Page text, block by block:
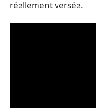
réellement versée.